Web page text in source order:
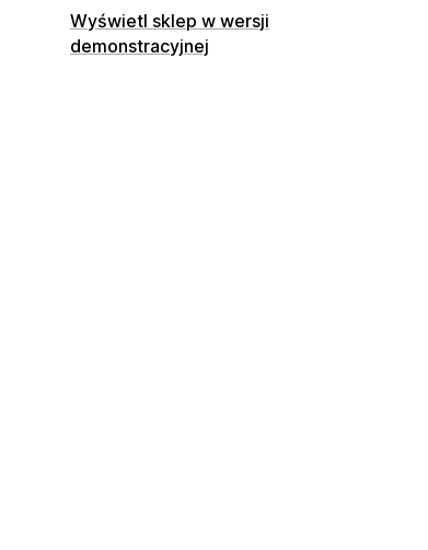
Wyświetl sklep w wersji
demonstracyjnej